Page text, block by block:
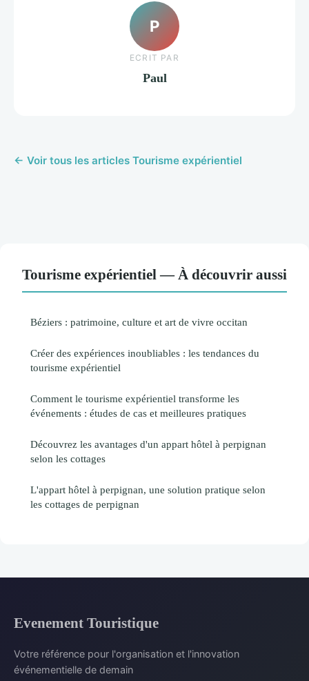
P
ECRIT PAR
Paul
← Voir tous les articles Tourisme expérientiel
Tourisme expérientiel — À découvrir aussi
Béziers : patrimoine, culture et art de vivre occitan
Créer des expériences inoubliables : les tendances du
tourisme expérientiel
Comment le tourisme expérientiel transforme les
événements : études de cas et meilleures pratiques
Découvrez les avantages d'un appart hôtel à perpignan
selon les cottages
L'appart hôtel à perpignan, une solution pratique selon
les cottages de perpignan
Evenement Touristique
Votre référence pour l'organisation et l'innovation
événementielle de demain